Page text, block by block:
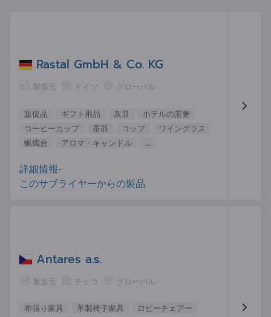
Rastal GmbH & Co. KG
製造元 ドイツ グローバル
販促品 ギフト用品 灰皿
ホテルの需要
コーヒーカップ
茶器 コップ
ワイングラス
蝋燭台
アロマ・キャンドル ...
詳細情報-
このサプライヤーからの製品
Antares a.s.
製造元 チェコ グローバル
布張り家具 革製椅子家具
ロビーチェアー